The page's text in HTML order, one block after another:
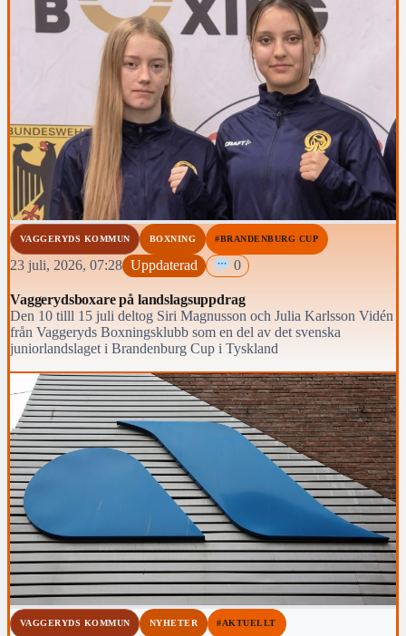
VAGGERYDS KOMMUN BOXNING #BRANDENBURG CUP
23 juli, 2026, 07:28 Uppdaterad 0
Vaggerydsboxare på landslagsuppdrag
Den 10 tilll 15 juli deltog Siri Magnusson och Julia Karlsson Vidén
från Vaggeryds Boxningsklubb som en del av det svenska
juniorlandslaget i Brandenburg Cup i Tyskland
VAGGERYDS KOMMUN NYHETER #AKTUELLT